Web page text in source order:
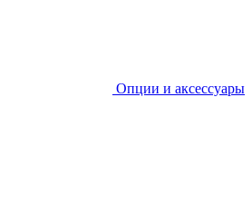
Опции и аксессуары